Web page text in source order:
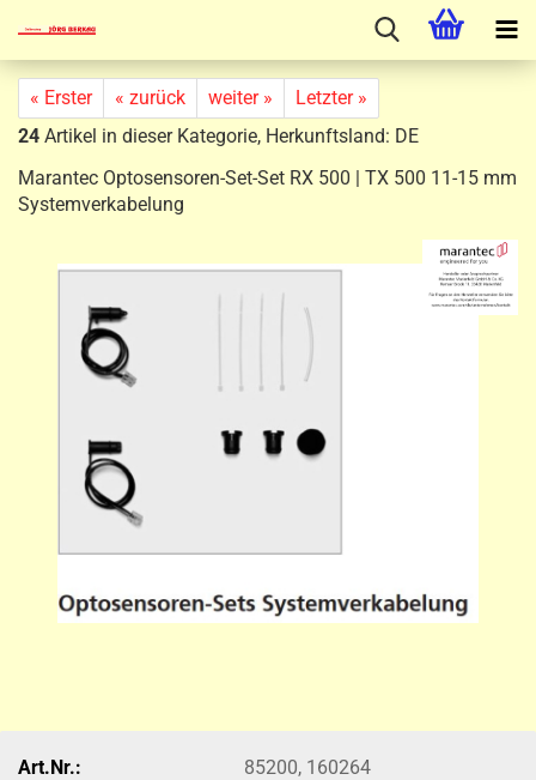
« Erster « zurück weiter »
Letzter »
24 Artikel in dieser Kategorie, Herkunftsland: DE
Marantec Optosensoren-Set-Set RX 500 | TX 500 11-15 mm
Systemverkabelung
Art.Nr.:
85200, 160264